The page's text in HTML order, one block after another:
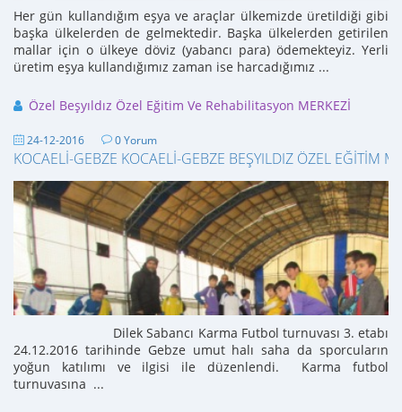
Her gün kullandığım eşya ve araçlar ülkemizde üretildiği gibi
başka ülkelerden de gelmektedir. Başka ülkelerden getirilen
mallar için o ülkeye döviz (yabancı para) ödemekteyiz. Yerli
üretim eşya kullandığımız zaman ise harcadığımız ...
Özel Beşyıldız Özel Eğitim Ve Rehabilitasyon MERKEZİ
24-12-2016 0 Yorum
KOCAELİ-GEBZE KOCAELİ-GEBZE BEŞYILDIZ ÖZEL EĞİTİM
Dilek Sabancı Karma Futbol turnuvası 3. etabı
24.12.2016 tarihinde Gebze umut halı saha da sporcuların
yoğun katılımı ve ilgisi ile düzenlendi. Karma futbol
turnuvasına ...